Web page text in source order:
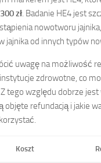
zł. Badanie HE4 jest
nowotworu
jajnika od innych typów
uwagę na możliwość
zdrowotne, co
tego względu dobrze
objęte refundacją i jakie
Koszt